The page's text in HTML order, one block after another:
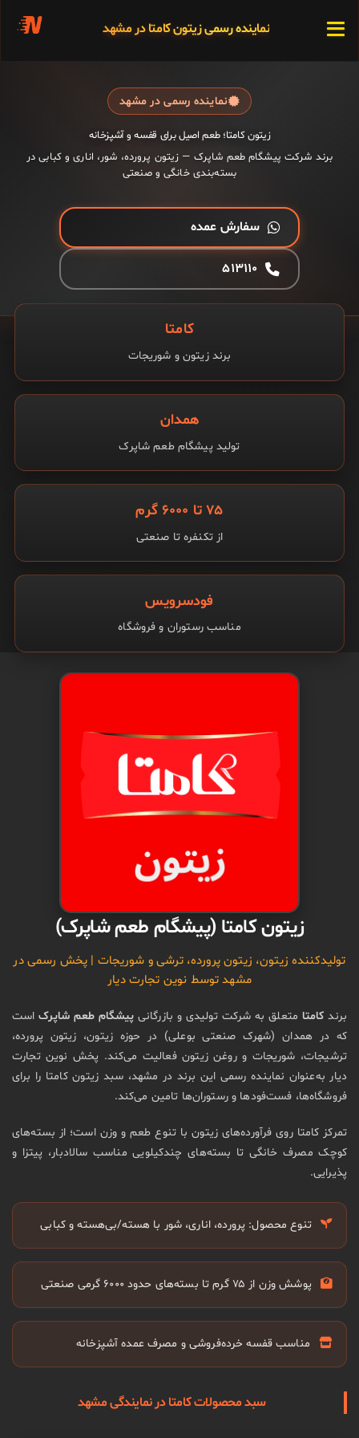
نماینده رسمی زیتون کامتا در مشهد
نماینده رسمی در مشهد
زیتون کامتا؛ طعم اصیل برای قفسه و آشپزخانه
برند شرکت پیشگام طعم شاپرک — زیتون پرورده، شور، اناری و کبابی در
بسته‌بندی خانگی و صنعتی
سفارش عمده
۵۱۳۱۱۰
کامتا
برند زیتون و شوریجات
همدان
تولید پیشگام طعم شاپرک
۷۵ تا ۶۰۰۰ گرم
از تکنفره تا صنعتی
فودسرویس
مناسب رستوران و فروشگاه
زیتون کامتا (پیشگام طعم شاپرک)
تولیدکننده زیتون، زیتون پرورده، ترشی و شوریجات | پخش رسمی در
مشهد توسط نوین تجارت دیار
برند کامتا متعلق به شرکت تولیدی و بازرگانی پیشگام طعم شاپرکاست
که در همدان (شهرک صنعتی بوعلی) در حوزه زیتون، زیتون پرورده،
ترشیجات، شوریجات و روغن زیتون فعالیت می‌کند. پخش نوین تجارت
دیار به‌عنوان نماینده رسمی این برند در مشهد، سبد زیتون کامتا را برای
فروشگاه‌ها، فست‌فودها و رستوران‌ها تامین می‌کند.
تمرکز کامتا روی فرآورده‌های زیتون با تنوع طعم و وزن است؛ از بسته‌های
کوچک مصرف خانگی تا بسته‌های چندکیلویی مناسب سالادبار، پیتزا و
پذیرایی.
تنوع محصول: پرورده، اناری، شور با هسته/بی‌هسته و کبابی
پوشش وزن از ۷۵ گرم تا بسته‌های حدود ۶۰۰۰ گرمی صنعتی
مناسب قفسه خرده‌فروشی و مصرف عمده آشپزخانه
سبد محصولات کامتا در نمایندگی مشهد